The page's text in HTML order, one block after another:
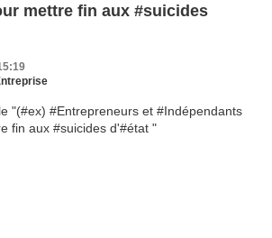
mettre fin aux #suicides